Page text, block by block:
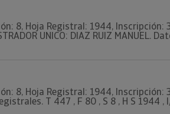
8, Hoja Registral: 1944, Inscripción:
UNICO: DIAZ RUIZ MANUEL.
8, Hoja Registral: 1944, Inscripción:
T 447 , F 80 , S 8 , H S 1944 ,